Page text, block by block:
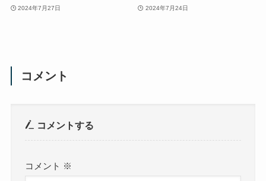
2024年7月27日 2024年7月24日
コメント
コメントする
コメント ※